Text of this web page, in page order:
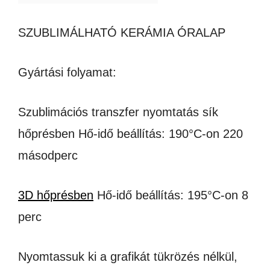
SZUBLIMÁLHATÓ KERÁMIA ÓRALAP
Gyártási folyamat:
Szublimációs transzfer nyomtatás sík
hőprésben Hő-idő beállítás: 190°C-on 220
másodperc
3D hőprésben Hő-idő beállítás: 195°C-on 8
perc
Nyomtassuk ki a grafikát tükrözés nélkül,